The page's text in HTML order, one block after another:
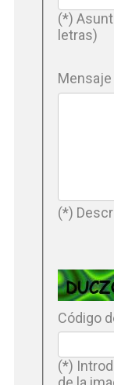
(*)
letras)
Mensaje
(*)
Código
(*)